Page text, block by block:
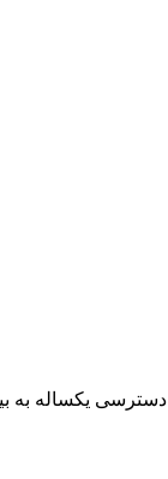
دسترسی یکساله به بیش از ۵۰۰ ژورنال روز جهان